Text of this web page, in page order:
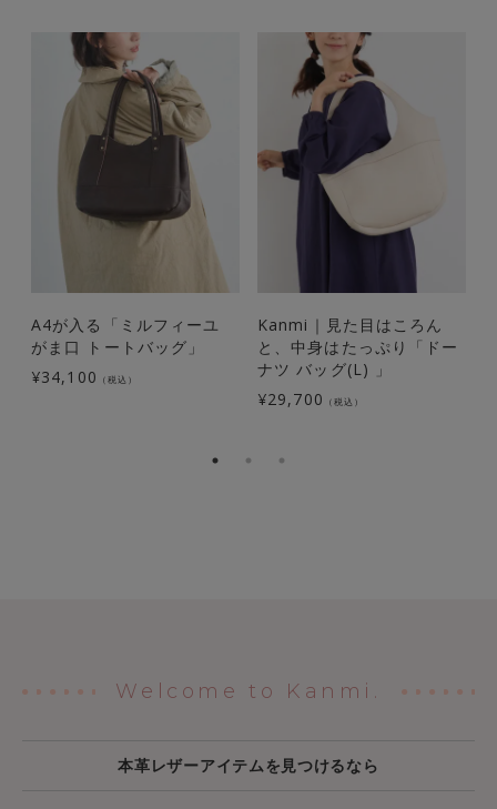
A4が入る「ミルフィーユ
がま口 トートバッグ」
¥34,100 （税込）
Kanmi｜見た目はころん
と、中身はたっぷり「ドー
ナツ バッグ(L) 」
¥29,700 （税込）
Welcome to Kanmi.
本革レザーアイテムを見つけるなら